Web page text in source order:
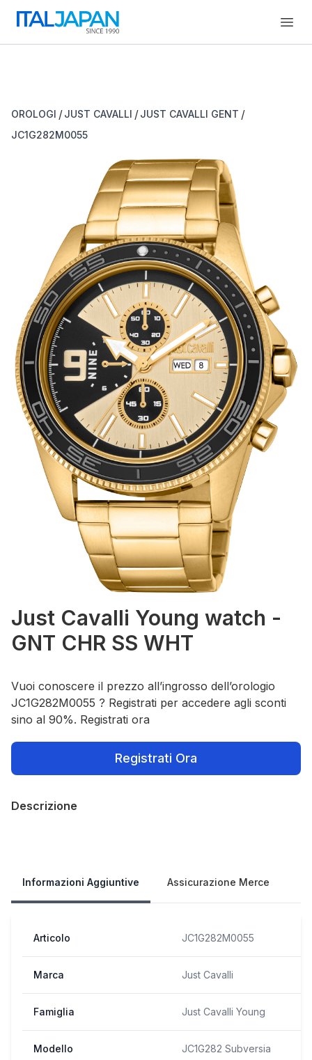
OROLOGI / JUST CAVALLI / JUST CAVALLI GENT /
JC1G282M0055
Just Cavalli Young watch -
GNT CHR SS WHT
Vuoi conoscere il prezzo all’ingrosso dell’orologio
JC1G282M0055 ? Registrati per accedere agli sconti
sino al 90%. Registrati ora
Registrati Ora
Descrizione
Informazioni Aggiuntive Assicurazione Merce
Articolo JC1G282M0055
Marca Just Cavalli
Famiglia Just Cavalli Young
Modello JC1G282 Subversia